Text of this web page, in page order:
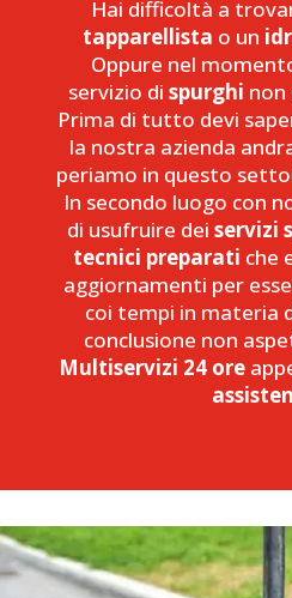
Hai difficoltà a
tapparellista o un
Oppure nel
servizio di spurghi non
Prima di tutto devi
la nostra azienda
periamo in questo
In secondo luogo con
di usufruire deiservizi
tecnici preparati che
aggiornamenti per
coi tempi in materia
conclusione non
Multiservizi 24 ore